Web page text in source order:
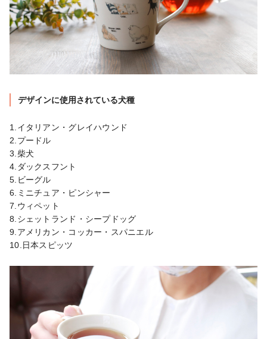
デザインに使用されている犬種
1.イタリアン・グレイハウンド
2.プードル
3.柴犬
4.ダックスフント
5.ビーグル
6.ミニチュア・ピンシャー
7.ウィペット
8.シェットランド・シープドッグ
9.アメリカン・コッカー・スパニエル
10.日本スピッツ